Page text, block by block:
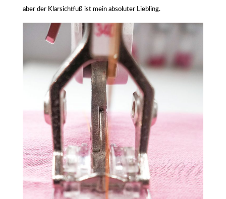
aber der Klarsichtfuß ist mein absoluter Liebling.